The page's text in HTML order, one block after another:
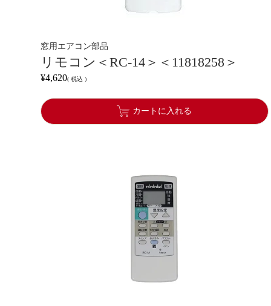
窓用エアコン部品
リモコン＜RC-14＞＜11818258＞
¥4,620 税込
カートに入れる